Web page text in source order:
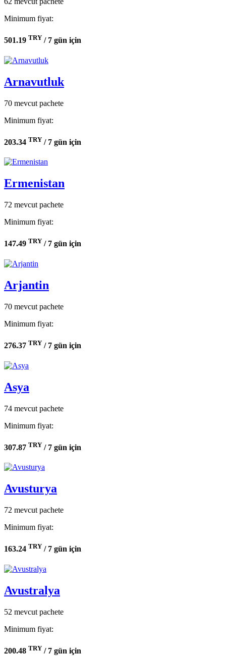
Minimum fiyat:
501.19 TRY / 7 gün için
Arnavutluk
70 mevcut pachete
Minimum fiyat:
203.34 TRY / 7 gün için
Ermenistan
72 mevcut pachete
Minimum fiyat:
147.49 TRY / 7 gün için
Arjantin
70 mevcut pachete
Minimum fiyat:
276.37 TRY / 7 gün için
Asya
74 mevcut pachete
Minimum fiyat:
307.87 TRY / 7 gün için
Avusturya
72 mevcut pachete
Minimum fiyat:
163.24 TRY / 7 gün için
Avustralya
52 mevcut pachete
Minimum fiyat:
200.48 TRY / 7 gün için